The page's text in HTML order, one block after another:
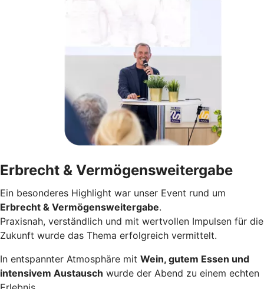
Erbrecht & Vermögensweitergabe
Ein besonderes Highlight war unser Event rund um
Erbrecht & Vermögensweitergabe.
Praxisnah, verständlich und mit wertvollen Impulsen für die
Zukunft wurde das Thema erfolgreich vermittelt.
In entspannter Atmosphäre mit Wein, gutem Essen und
intensivem Austausch wurde der Abend zu einem echten